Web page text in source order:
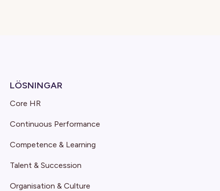
LÖSNINGAR
Core HR
Continuous Performance
Competence & Learning
Talent & Succession
Organisation & Culture